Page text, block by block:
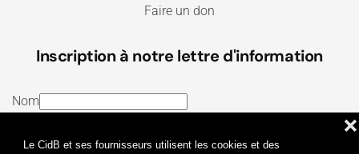
Le CidB et ses fournisseurs utilisent les cookies et des
❌
Faire un don
Inscription à notre lettre d'information
Nom